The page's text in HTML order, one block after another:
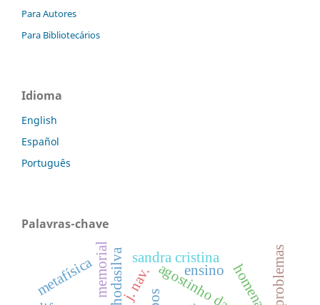
Para Autores
Para Bibliotecários
Idioma
English
Español
Português
Palavras-chave
j. nav.
sandra cristina
memorial
metafísica ensino problemas